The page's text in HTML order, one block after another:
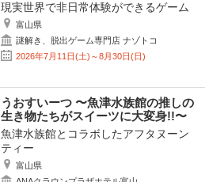
現実世界で非日常体験ができるゲーム
富山県
謎解き、脱出ゲーム専門店 ナゾトコ
2026年7月11日(土)～8月30日(日)
うおすいーつ 〜魚津水族館の推しの
生き物たちがスイーツに大変身!!〜
魚津水族館とコラボしたアフタヌーン
ティー
富山県